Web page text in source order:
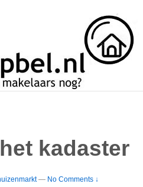
kadaster
— No Comments ↓